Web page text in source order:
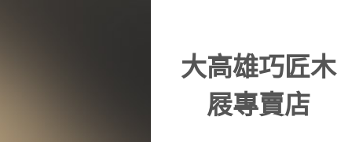
大高雄巧匠木
屐專賣店